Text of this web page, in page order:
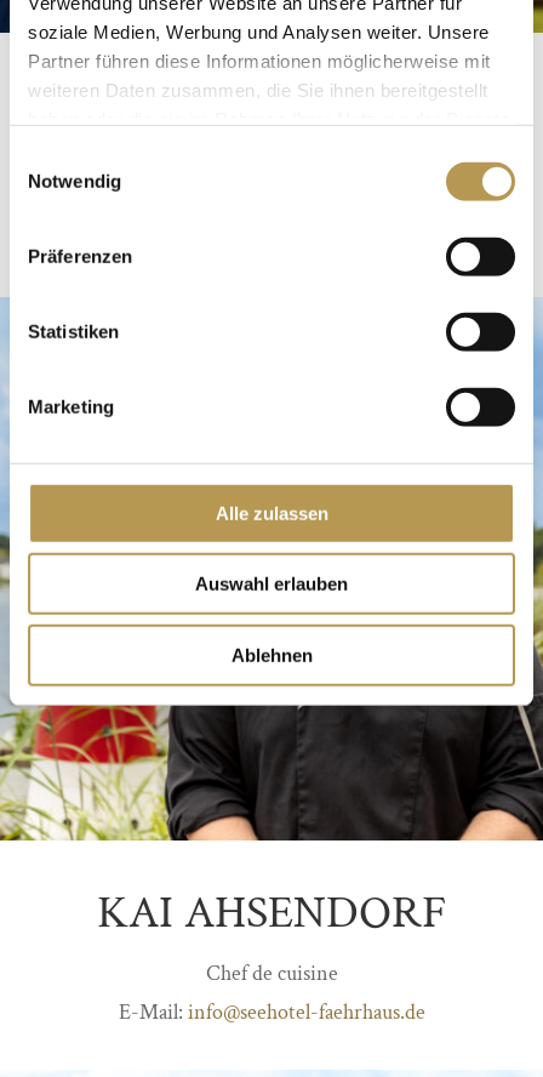
soziale Medien, Werbung und Analysen weiter. Unsere
Partner führen diese Informationen möglicherweise mit
weiteren Daten zusammen, die Sie ihnen bereitgestellt
Notwendig
Präferenzen
Statistiken
Marketing
Alle zulassen
Auswahl erlauben
Ablehnen
MERLE WILLIAMS
KAI AHSENDORF
Chef de cuisine
E-Mail: info@seehotel-faehrhaus.de